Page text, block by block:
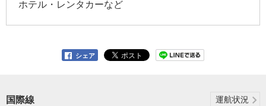
ホテル・レンタカーなど
シェア
国際線 運航状況